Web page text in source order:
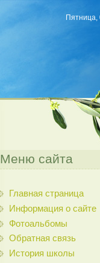
Пятница,
Меню сайта
Главная страница
Информация о сайте
Фотоальбомы
Обратная связь
История школы